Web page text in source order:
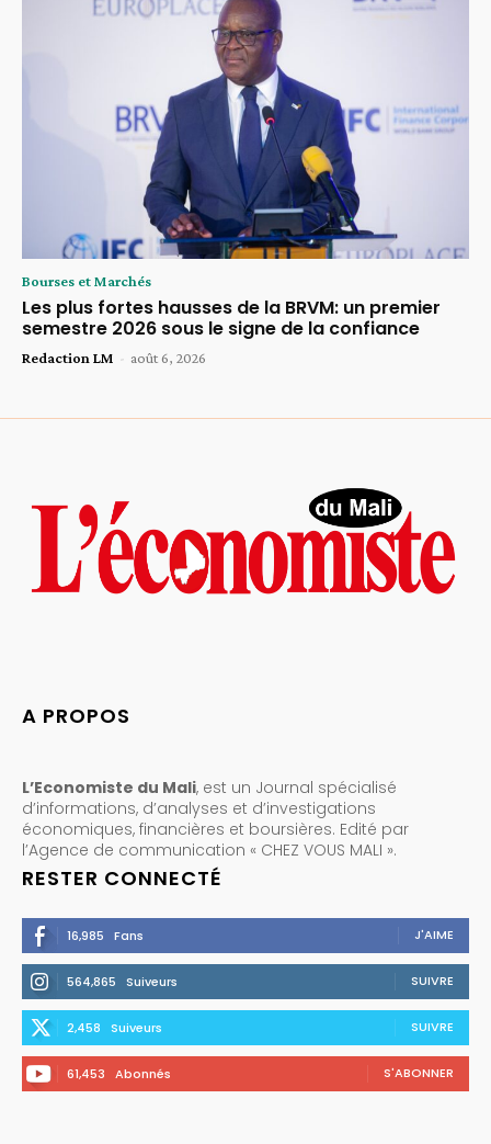
Bourses et Marchés
Les plus fortes hausses de la BRVM: un premier
semestre 2026 sous le signe de la confiance
Redaction LM - août 6, 2026
A PROPOS
L’Economiste du Mali, est un Journal spécialisé
d’informations, d’analyses et d’investigations
économiques, financières et boursières. Edité par
l’Agence de communication « CHEZ VOUS MALI ».
RESTER CONNECTÉ
16,985 Fans J'AIME
564,865 Suiveurs SUIVRE
2,458 Suiveurs SUIVRE
61,453 Abonnés S'ABONNER